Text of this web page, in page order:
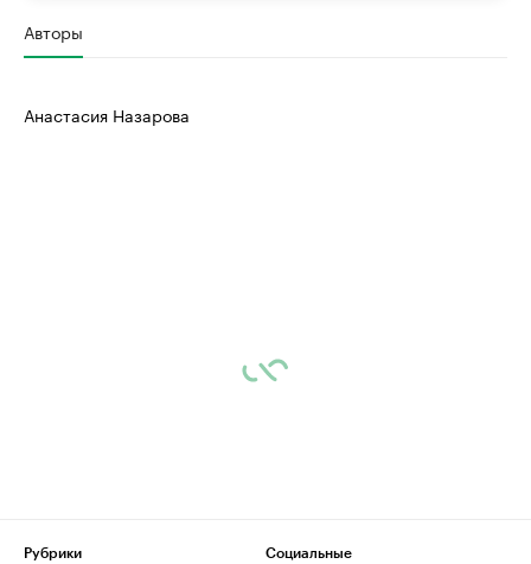
Авторы
Анастасия Назарова
Рубрики
Социальные